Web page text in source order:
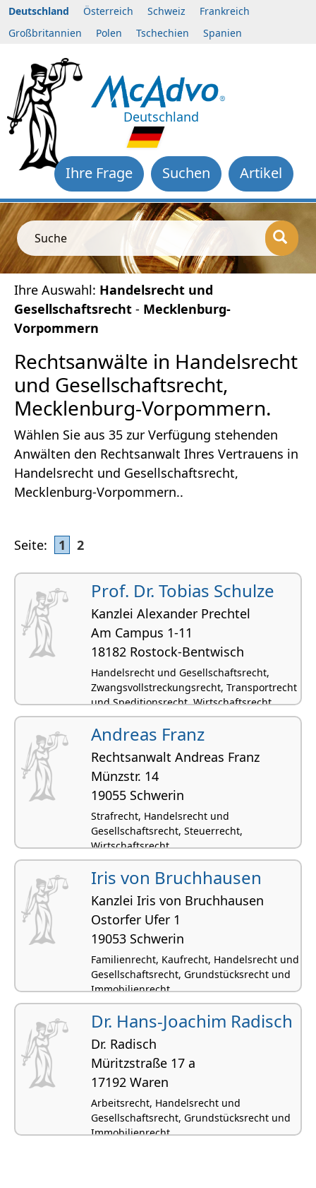
Deutschland Österreich Schweiz
Frankreich
Großbritannien
Polen Tschechien Spanien
Deutschland
Artikel
Suchen
Ihre Frage
Suche
Ihre Auswahl: Handelsrecht und
Gesellschaftsrecht - Mecklenburg-
Vorpommern
Rechtsanwälte in Handelsrecht
und Gesellschaftsrecht,
Mecklenburg-Vorpommern.
Wählen Sie aus 35 zur Verfügung stehenden
Anwälten den Rechtsanwalt Ihres Vertrauens in
Handelsrecht und Gesellschaftsrecht,
Mecklenburg-Vorpommern..
Seite: 1 2
Prof. Dr. Tobias Schulze
Kanzlei Alexander Prechtel
Am Campus 1-11
18182 Rostock-Bentwisch
Handelsrecht und Gesellschaftsrecht,
Zwangsvollstreckungsrecht, Transportrecht
und Speditionsrecht, Wirtschaftsrecht
Andreas Franz
Rechtsanwalt Andreas Franz
Münzstr. 14
19055 Schwerin
Strafrecht, Handelsrecht und
Gesellschaftsrecht, Steuerrecht,
Wirtschaftsrecht
Iris von Bruchhausen
Kanzlei Iris von Bruchhausen
Ostorfer Ufer 1
19053 Schwerin
Familienrecht, Kaufrecht, Handelsrecht und
Gesellschaftsrecht, Grundstücksrecht und
Immobilienrecht
Dr. Hans-Joachim Radisch
Dr. Radisch
Müritzstraße 17 a
17192 Waren
Arbeitsrecht, Handelsrecht und
Gesellschaftsrecht, Grundstücksrecht und
Immobilienrecht,